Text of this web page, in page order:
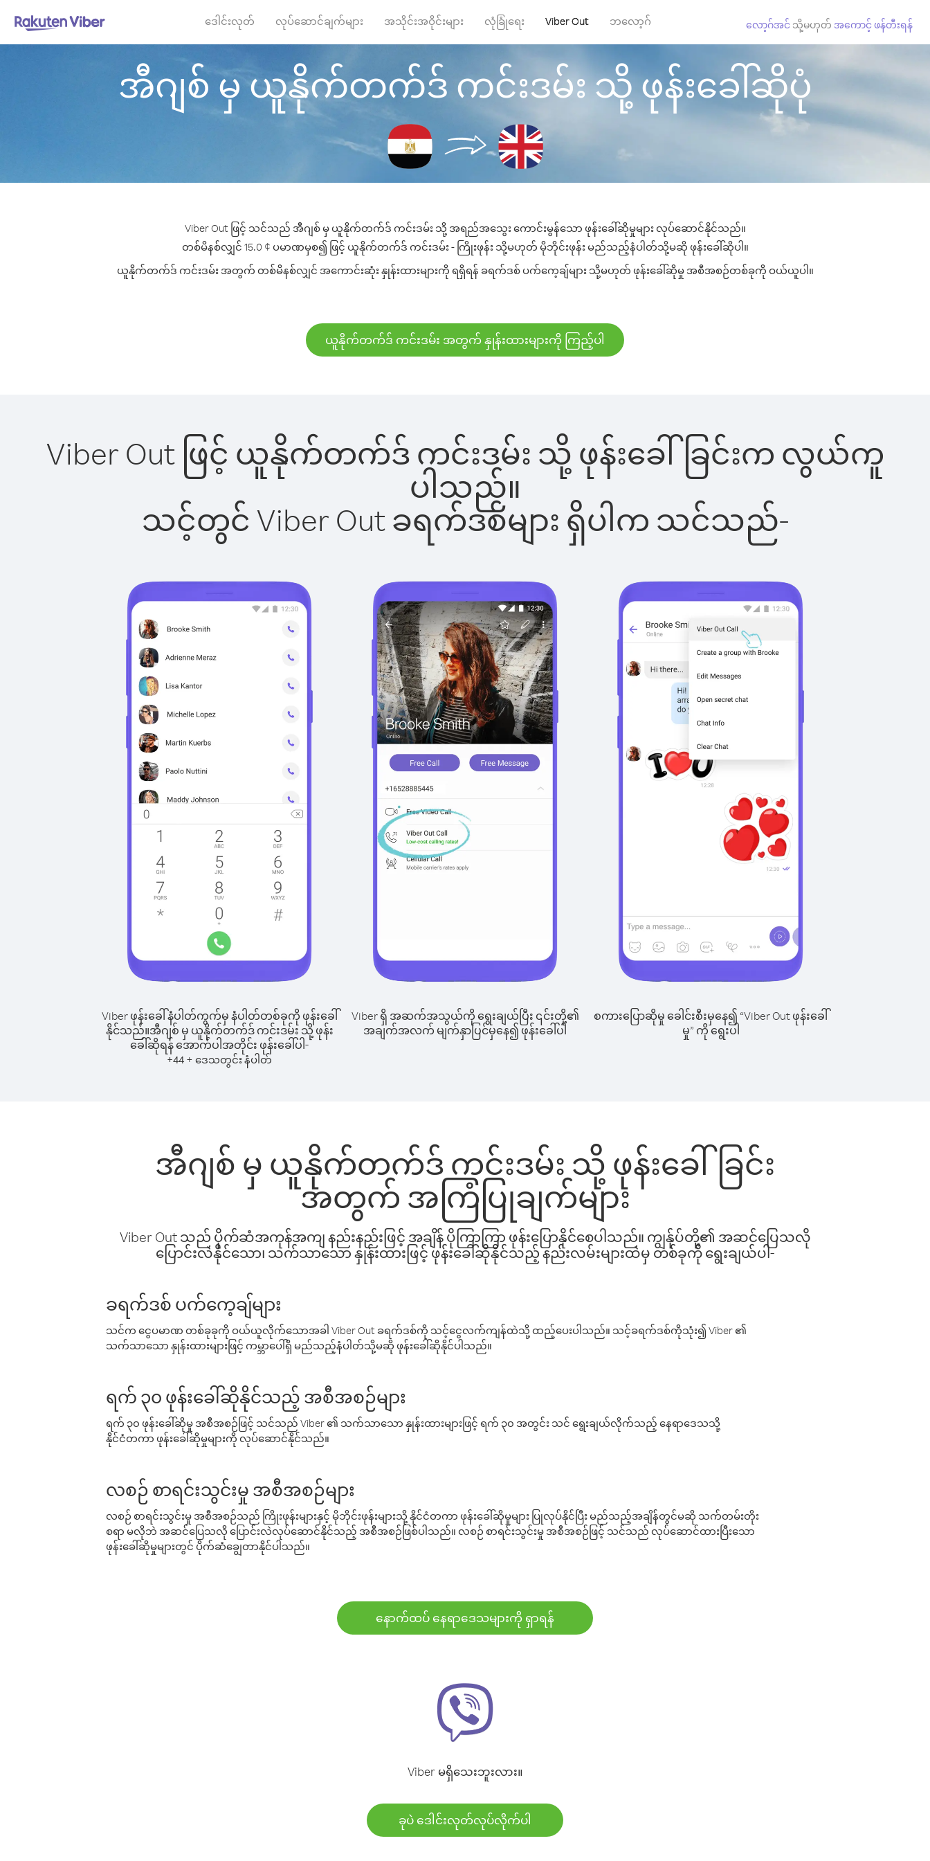
ဒေါင်းလုတ် လုပ်ဆောင်ချက်များ အသိုင်းအဝိုင်းများ လုံခြုံရေး Viber Out ဘလော့ဂ် လော့ဂ်အင် သို့မဟုတ် အကောင့် ဖန်တီးရန်
အီဂျစ် မှ ယူနိုက်တက်ဒ် ကင်းဒမ်း သို့ ဖုန်းခေါ်ဆိုပုံ
Viber Out ဖြင့် သင်သည် အီဂျစ် မှ ယူနိုက်တက်ဒ် ကင်းဒမ်း သို့ အရည်အသွေး ကောင်းမွန်သော ဖုန်းခေါ်ဆိုမှုများ လုပ်ဆောင်နိုင်သည်။
တစ်မိနစ်လျှင် 15.0 ¢ ပမာဏမှစ၍ ဖြင့် ယူနိုက်တက်ဒ် ကင်းဒမ်း - ကြိုးဖုန်း သို့မဟုတ် မိုဘိုင်းဖုန်း မည်သည့်နံပါတ်သို့မဆို ဖုန်းခေါ်ဆိုပါ။
ယူနိုက်တက်ဒ် ကင်းဒမ်း အတွက် တစ်မိနစ်လျှင် အကောင်းဆုံး နှုန်းထားများကို ရရှိရန် ခရက်ဒစ် ပက်ကေ့ချ်များ သို့မဟုတ် ဖုန်းခေါ်ဆိုမှု အစီအစဉ်တစ်ခုကို ဝယ်ယူပါ။
ယူနိုက်တက်ဒ် ကင်းဒမ်း အတွက် နှုန်းထားများကို ကြည့်ပါ
Viber Out ဖြင့် ယူနိုက်တက်ဒ် ကင်းဒမ်း သို့ ဖုန်းခေါ်ခြင်းက လွယ်ကူ
ပါသည်။
သင့်တွင် Viber Out ခရက်ဒစ်များ ရှိပါက သင်သည်-
Viber ဖုန်းခေါ်နံပါတ်ကွက်မှ နံပါတ်တစ်ခုကို ဖုန်းခေါ်
နိုင်သည်။အီဂျစ် မှ ယူနိုက်တက်ဒ် ကင်းဒမ်း သို့ ဖုန်း
ခေါ်ဆိုရန် အောက်ပါအတိုင်း ဖုန်းခေါ်ပါ-
+44 + ဒေသတွင်း နံပါတ်
Viber ရှိ အဆက်အသွယ်ကို ရွေးချယ်ပြီး ၎င်းတို့၏
အချက်အလက် မျက်နှာပြင်မှနေ၍ ဖုန်းခေါ်ပါ
စကားပြောဆိုမှု ခေါင်းစီးမှနေ၍ “Viber Out ဖုန်းခေါ်
မှု” ကို ရွေးပါ
အီဂျစ် မှ ယူနိုက်တက်ဒ် ကင်းဒမ်း သို့ ဖုန်းခေါ်ခြင်း
အတွက် အကြံပြုချက်များ
Viber Out သည် ပိုက်ဆံအကုန်အကျ နည်းနည်းဖြင့် အချိန် ပိုကြာကြာ ဖုန်းပြောနိုင်စေပါသည်။ ကျွန်ုပ်တို့၏ အဆင်ပြေသလို
ပြောင်းလဲနိုင်သော၊ သက်သာသော နှုန်းထားဖြင့် ဖုန်းခေါ်ဆိုနိုင်သည့် နည်းလမ်းများထဲမှ တစ်ခုကို ရွေးချယ်ပါ-
ခရက်ဒစ် ပက်ကေ့ချ်များ
သင်က ငွေပမာဏ တစ်ခုခုကို ဝယ်ယူလိုက်သောအခါ Viber Out ခရက်ဒစ်ကို သင့်ငွေလက်ကျန်ထဲသို့ ထည့်ပေးပါသည်။ သင့်ခရက်ဒစ်ကိုသုံး၍ Viber ၏
သက်သာသော နှုန်းထားများဖြင့် ကမ္ဘာပေါ်ရှိ မည်သည့်နံပါတ်သို့မဆို ဖုန်းခေါ်ဆိုနိုင်ပါသည်။
ရက် ၃၀ ဖုန်းခေါ်ဆိုနိုင်သည့် အစီအစဉ်များ
ရက် ၃၀ ဖုန်းခေါ်ဆိုမှု အစီအစဉ်ဖြင့် သင်သည် Viber ၏ သက်သာသော နှုန်းထားများဖြင့် ရက် ၃၀ အတွင်း သင် ရွေးချယ်လိုက်သည့် နေရာဒေသသို့
နိုင်ငံတကာ ဖုန်းခေါ်ဆိုမှုများကို လုပ်ဆောင်နိုင်သည်။
လစဉ် စာရင်းသွင်းမှု အစီအစဉ်များ
လစဉ် စာရင်းသွင်းမှု အစီအစဉ်သည် ကြိုးဖုန်းများနှင့် မိုဘိုင်းဖုန်းများသို့ နိုင်ငံတကာ ဖုန်းခေါ်ဆိုမှုများ ပြုလုပ်နိုင်ပြီး မည်သည့်အချိန်တွင်မဆို သက်တမ်းတိုး
စရာ မလိုဘဲ အဆင်ပြေသလို ပြောင်းလဲလုပ်ဆောင်နိုင်သည့် အစီအစဉ်ဖြစ်ပါသည်။ လစဉ် စာရင်းသွင်းမှု အစီအစဉ်ဖြင့် သင်သည် လုပ်ဆောင်ထားပြီးသော
ဖုန်းခေါ်ဆိုမှုများတွင် ပိုက်ဆံချွေတာနိုင်ပါသည်။
နောက်ထပ် နေရာဒေသများကို ရှာရန်
Viber မရှိသေးဘူးလား။
ခုပဲ ဒေါင်းလုတ်လုပ်လိုက်ပါ